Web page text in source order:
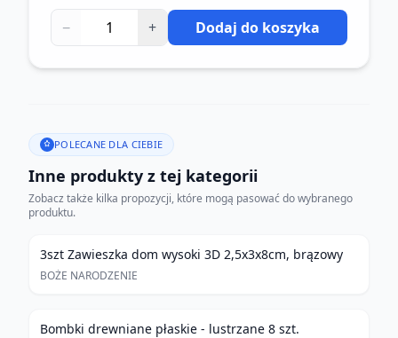
− + Dodaj do koszyka
POLECANE DLA CIEBIE
Inne produkty z tej kategorii
Zobacz także kilka propozycji, które mogą pasować do wybranego
produktu.
3szt Zawieszka dom wysoki 3D 2,5x3x8cm, brązowy
BOŻE NARODZENIE
Bombki drewniane płaskie - lustrzane 8 szt.